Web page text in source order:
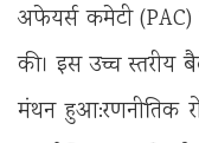
अफेयर्स कमेटी
की। इस उच्च स्तरीय
मंथन हुआ:रणनीतिक